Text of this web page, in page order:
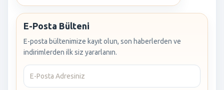
E-Posta Bülteni
E-posta bültenimize kayıt olun, son haberlerden ve
indirimlerden ilk siz yararlanın.